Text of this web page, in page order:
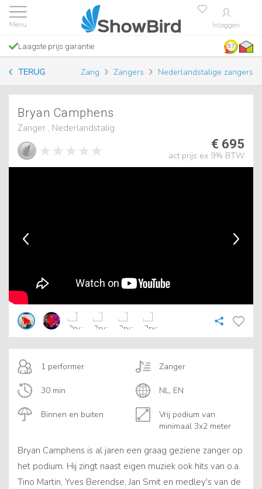
Inloggen
Laagste prijs garantie 9.7
TERUG Zang Zangers Nederlandstalige zangers
Bryan Camphens
Zanger , Nederlandstalig
€ 695
act prijs ex 9% BTW
1 performer
Binnen en buiten
Zanger
30 min
Vrij podium van
minimaal 3x2 meter
NL, EN
Bryan Camphens is al jaren een graag geziene zanger op
het podium. Hij zingt naast eigen muziek ook hits van o.a.
Tino Martin, Yves Berendse, Jan Smit en medley's van de